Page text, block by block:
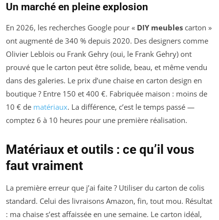
Un marché en pleine explosion
En 2026, les recherches Google pour « DIY meubles carton »
ont augmenté de 340 % depuis 2020. Des designers comme
Olivier Leblois ou Frank Gehry (oui, le Frank Gehry) ont
prouvé que le carton peut être solide, beau, et même vendu
dans des galeries. Le prix d’une chaise en carton design en
boutique ? Entre 150 et 400 €. Fabriquée maison : moins de
10 € de matériaux. La différence, c’est le temps passé —
comptez 6 à 10 heures pour une première réalisation.
Matériaux et outils : ce qu’il vous
faut vraiment
La première erreur que j’ai faite ? Utiliser du carton de colis
standard. Celui des livraisons Amazon, fin, tout mou. Résultat
: ma chaise s’est affaissée en une semaine. Le carton idéal,